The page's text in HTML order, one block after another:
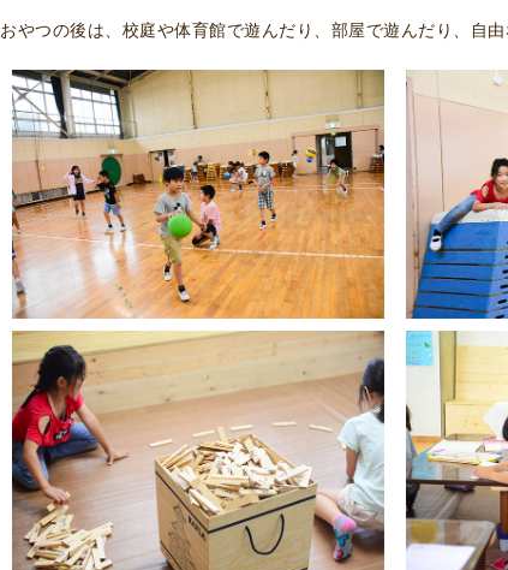
おやつの後は、校庭や体育館で遊んだり、部屋で遊んだり、自